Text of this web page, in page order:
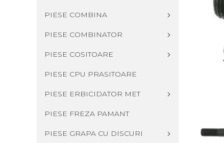
PIESE COMBINA
PIESE COMBINATOR
PIESE COSITOARE
PIESE CPU PRASITOARE
PIESE ERBICIDATOR MET
PIESE FREZA PAMANT
PIESE GRAPA CU DISCURI